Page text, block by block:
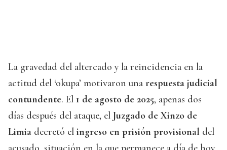
La gravedad del altercado y la reincidencia en la
actitud del ‘okupa’ motivaron una respuesta judicial
contundente. El 1 de agosto de 2025, apenas dos
días después del ataque, el Juzgado de Xinzo de
Limia decretó el ingreso en prisión provisional del